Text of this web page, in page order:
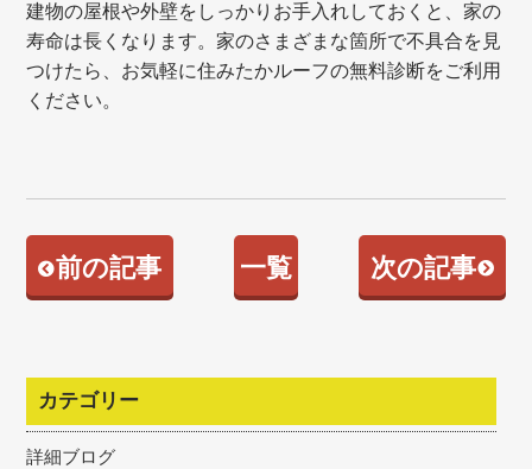
建物の屋根や外壁をしっかりお手入れしておくと、家の
寿命は長くなります。家のさまざまな箇所で不具合を見
つけたら、お気軽に住みたかルーフの無料診断をご利用
ください。
前の記事 一覧 次の記事
カテゴリー
詳細ブログ